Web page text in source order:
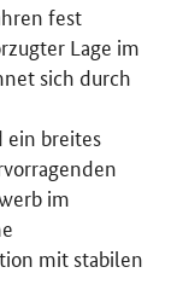
fest
Lage im
sich durch
ein breites
im
mit stabilen